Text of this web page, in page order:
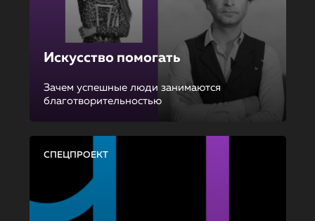
Искусство помогать
Зачем успешные люди занимаются
благотворительностью
СПЕЦПРОЕКТ